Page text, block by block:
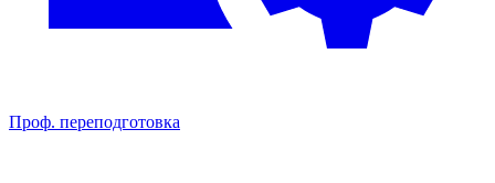
Проф. переподготовка